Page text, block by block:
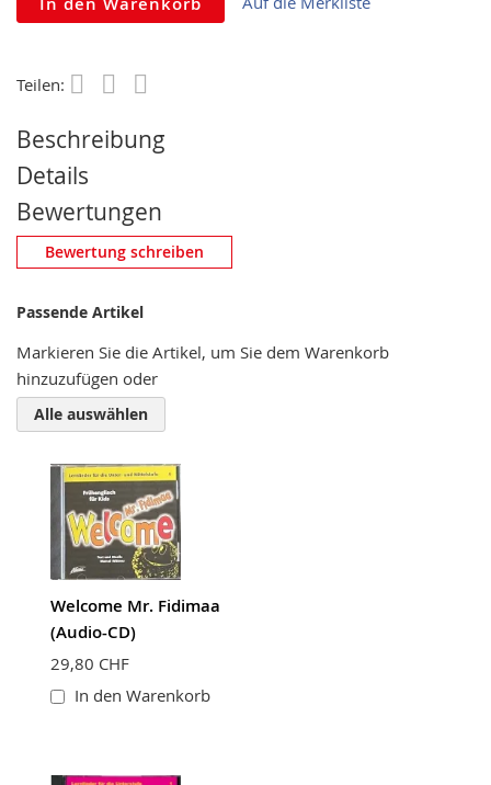
Teilen:
Beschreibung
Details
Bewertungen
Eigene Bewertung schreiben
Nickname
Zusammenfassung
Bewertung
Bewertung schreiben
Passende Artikel
Markieren Sie die Artikel, um Sie dem Warenkorb
hinzuzufügen oder
Alle auswählen
Welcome Mr. Fidimaa
(Audio-CD)
29,80 CHF
In den Warenkorb